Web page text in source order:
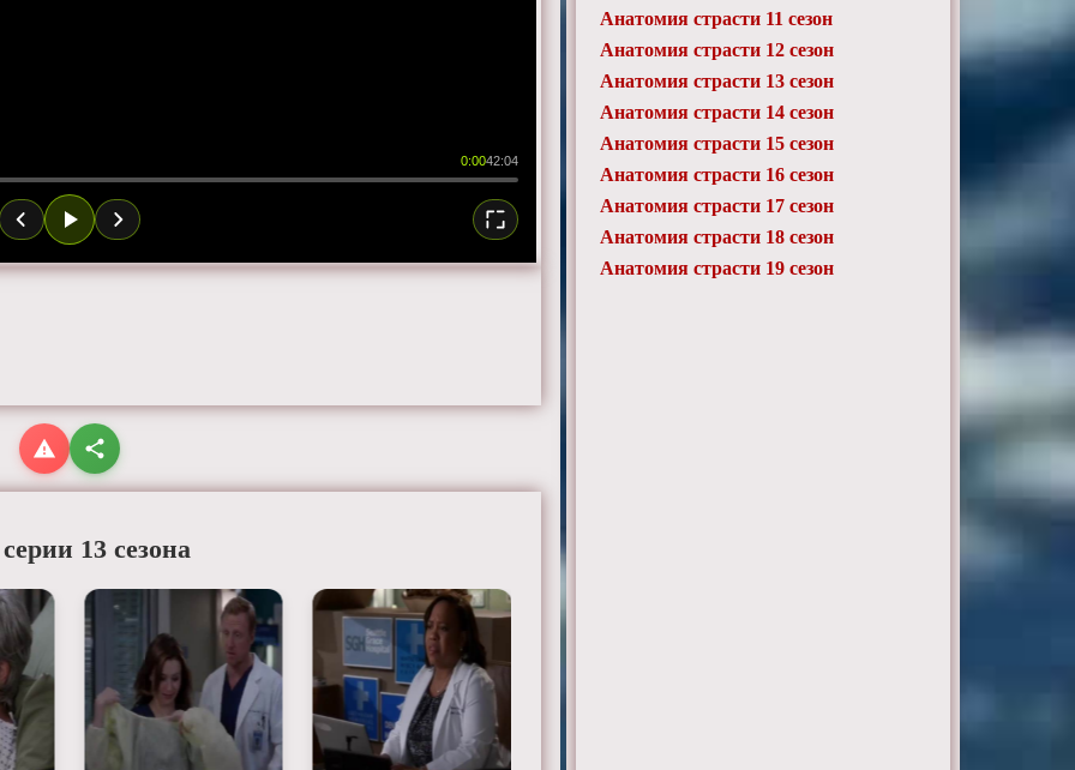
0:0042:04
13 сезона
Анатомия страсти 11 сезон
Анатомия страсти 12 сезон
Анатомия страсти 13 сезон
Анатомия страсти 14 сезон
Анатомия страсти 15 сезон
Анатомия страсти 16 сезон
Анатомия страсти 17 сезон
Анатомия страсти 18 сезон
Анатомия страсти 19 сезон